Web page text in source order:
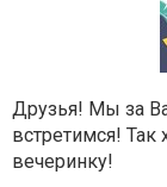
Друзья! Мы за
встретимся! Так
вечеринку!